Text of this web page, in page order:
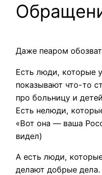
Даже пеаром
Есть люди, которые
показывают что-то
про больницу и
Есть нелюди,
«Вот она — ваша
видел)
А есть люди,
делают добрые